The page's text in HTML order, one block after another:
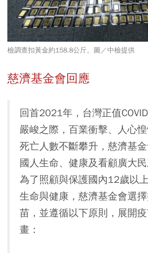
檢調查扣黃金約158.8公斤。圖／中檢提供
慈濟基金會回應
回首2021年，台灣正值
嚴峻之際，百業衝擊、人心
死亡人數不斷攀升，慈濟基
國人生命、健康及看顧廣大民
為了照顧與保護國內12歲以
生命與健康，慈濟基金會選
苗，並遵循以下原則，展開
畫：